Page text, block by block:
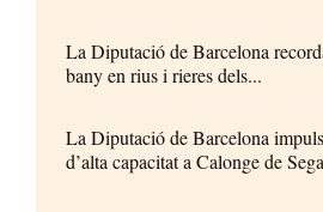
La Diputació de Barcelona
bany en rius i rieres dels...
La Diputació de Barcelona
d’alta capacitat a Calonge de